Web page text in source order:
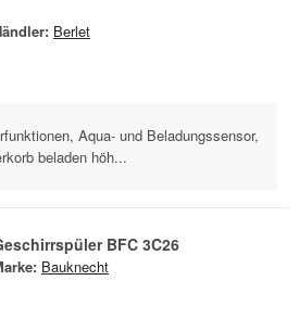
Berlet
Aqua- und Beladungssensor,
beladen höh...
BFC 3C26
Bauknecht